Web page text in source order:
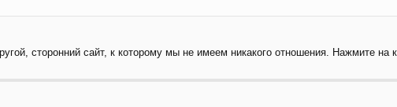
сторонний сайт, к которому мы не имеем никакого отношения. Нажмите на